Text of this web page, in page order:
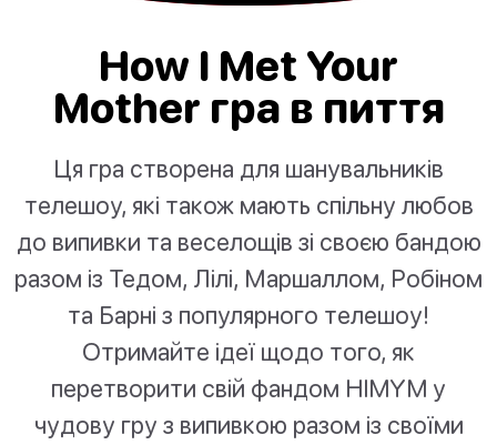
How I Met Your
Mother гра в пиття
Ця гра створена для шанувальників
телешоу, які також мають спільну любов
до випивки та веселощів зі своєю бандою
разом із Тедом, Лілі, Маршаллом, Робіном
та Барні з популярного телешоу!
Отримайте ідеї щодо того, як
перетворити свій фандом HIMYM у
чудову гру з випивкою разом із своїми